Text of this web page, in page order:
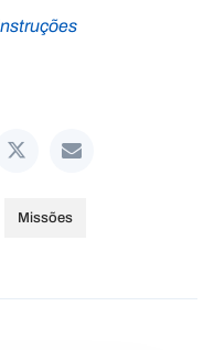
Missões